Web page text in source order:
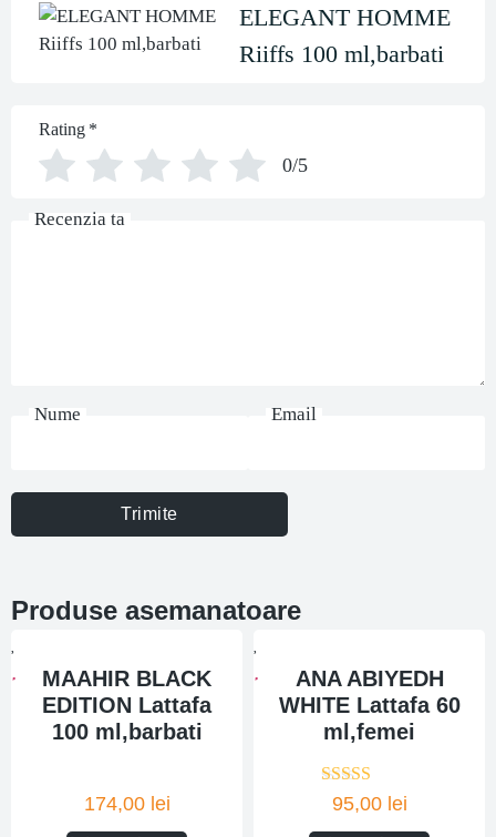
ELEGANT HOMME
Riiffs 100 ml,barbati
Rating *
0/5
Recenzia ta
Nume Email
Trimite
Produse asemanatoare
MAAHIR BLACK
EDITION Lattafa
100 ml,barbati
174,00 lei
ANA ABIYEDH
WHITE Lattafa 60
ml,femei
95,00 lei
Evaluat la
5.00